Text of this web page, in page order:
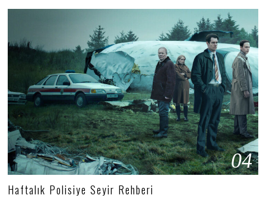
04
Haftalık Polisiye Seyir Rehberi